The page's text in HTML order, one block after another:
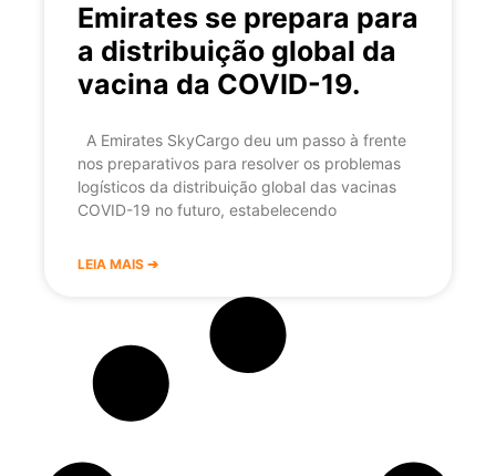
Emirates se prepara para
a distribuição global da
vacina da COVID-19.
A Emirates SkyCargo deu um passo à frente
nos preparativos para resolver os problemas
logísticos da distribuição global das vacinas
COVID-19 no futuro, estabelecendo
LEIA MAIS ➔